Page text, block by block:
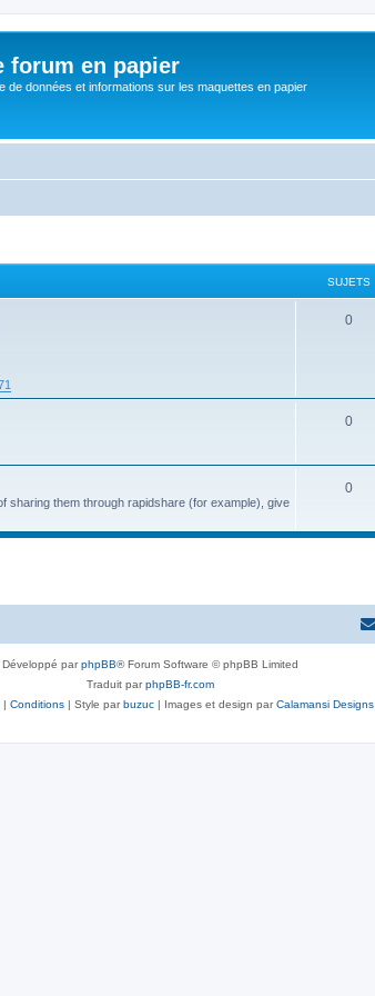
forum en papier
de données et informations sur les maquettes en papier
SUJETS
0
0
sharing them through rapidshare (for example), give
0
Développé parphpBB® Forum Software © phpBB Limited
Traduit parphpBB-fr.com
| Conditions| Style parbuzuc| Images et design parCalamansi Designs